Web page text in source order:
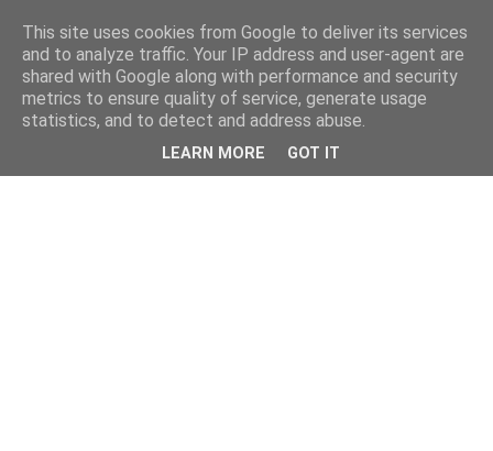
This site uses cookies from Google to deliver its services
and to analyze traffic. Your IP address and user-agent are
shared with Google along with performance and security
metrics to ensure quality of service, generate usage
statistics, and to detect and address abuse.
LEARN MORE GOT IT